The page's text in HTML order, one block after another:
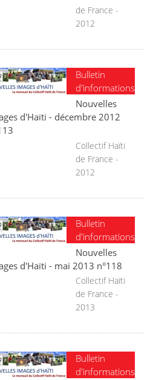
de France -
2012
Bulletin
d'informations
Nouvelles
d'Haïti - décembre 2012
Collectif Haïti
de France -
2012
Bulletin
d'informations
Nouvelles
d'Haïti - mai 2013 n°118
Collectif Haïti
de France -
2013
Bulletin
d'informations